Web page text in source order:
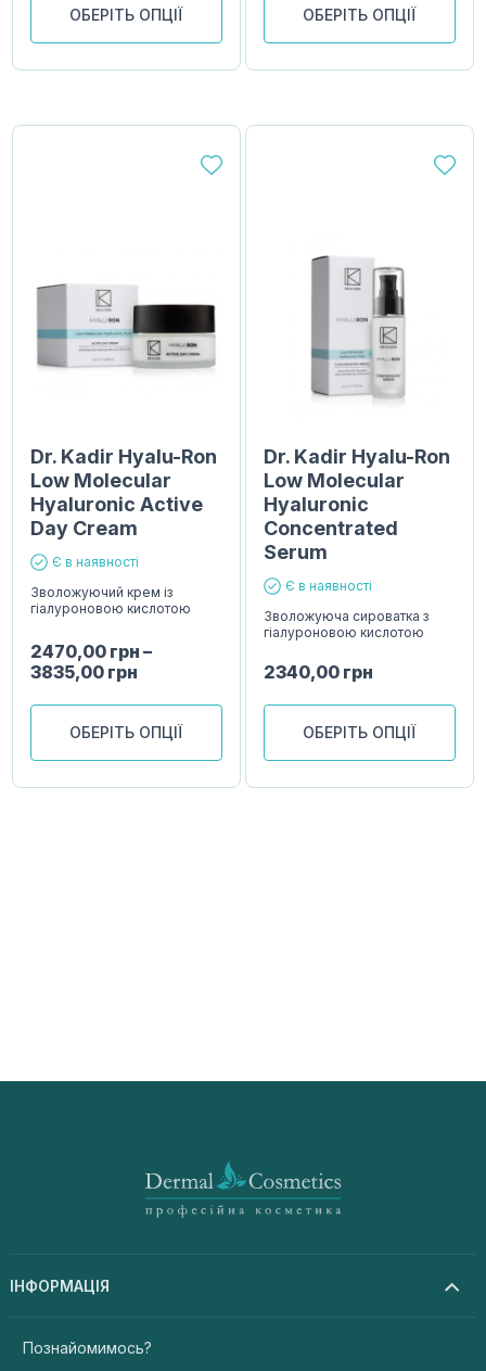
ОБЕРІТЬ ОПЦІЇ ОБЕРІТЬ ОПЦІЇ
Dr. Kadir Hyalu-Ron
Low Molecular
Hyaluronic Active
Day Cream
Є в наявності
Зволожуючий крем із
гіалуроновою кислотою
2470,00 грн –
3835,00 грн
ОБЕРІТЬ ОПЦІЇ
Dr. Kadir Hyalu-Ron
Low Molecular
Hyaluronic
Concentrated
Serum
Є в наявності
Зволожуюча сироватка з
гіалуроновою кислотою
2340,00 грн
ОБЕРІТЬ ОПЦІЇ
ІНФОРМАЦІЯ
Познайомимось?